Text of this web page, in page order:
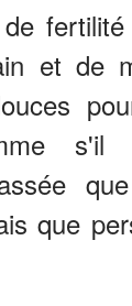
et de
s'il
que